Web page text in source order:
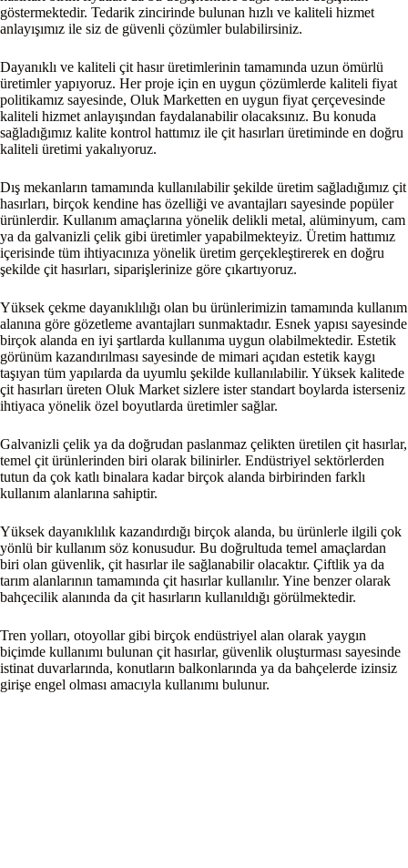
göstermektedir. Tedarik zincirinde bulunan hızlı ve kaliteli hizmet
anlayışımız ile siz de güvenli çözümler bulabilirsiniz.
Dayanıklı ve kaliteli çit hasır üretimlerinin tamamında uzun ömürlü
üretimler yapıyoruz. Her proje için en uygun çözümlerde kaliteli fiyat
politikamız sayesinde, Oluk Marketten en uygun fiyat çerçevesinde
kaliteli hizmet anlayışından faydalanabilir olacaksınız. Bu konuda
sağladığımız kalite kontrol hattımız ile çit hasırları üretiminde en doğru
kaliteli üretimi yakalıyoruz.
Dış mekanların tamamında kullanılabilir şekilde üretim sağladığımız çit
hasırları, birçok kendine has özelliği ve avantajları sayesinde popüler
ürünlerdir. Kullanım amaçlarına yönelik delikli metal, alüminyum, cam
ya da galvanizli çelik gibi üretimler yapabilmekteyiz. Üretim hattımız
içerisinde tüm ihtiyacınıza yönelik üretim gerçekleştirerek en doğru
şekilde çit hasırları, siparişlerinize göre çıkartıyoruz.
Yüksek çekme dayanıklılığı olan bu ürünlerimizin tamamında kullanım
alanına göre gözetleme avantajları sunmaktadır. Esnek yapısı sayesinde
birçok alanda en iyi şartlarda kullanıma uygun olabilmektedir. Estetik
görünüm kazandırılması sayesinde de mimari açıdan estetik kaygı
taşıyan tüm yapılarda da uyumlu şekilde kullanılabilir. Yüksek kalitede
çit hasırları üreten Oluk Market sizlere ister standart boylarda isterseniz
ihtiyaca yönelik özel boyutlarda üretimler sağlar.
Galvanizli çelik ya da doğrudan paslanmaz çelikten üretilen çit hasırlar,
temel çit ürünlerinden biri olarak bilinirler. Endüstriyel sektörlerden
tutun da çok katlı binalara kadar birçok alanda birbirinden farklı
kullanım alanlarına sahiptir.
Yüksek dayanıklılık kazandırdığı birçok alanda, bu ürünlerle ilgili çok
yönlü bir kullanım söz konusudur. Bu doğrultuda temel amaçlardan
biri olan güvenlik, çit hasırlar ile sağlanabilir olacaktır. Çiftlik ya da
tarım alanlarının tamamında çit hasırlar kullanılır. Yine benzer olarak
bahçecilik alanında da çit hasırların kullanıldığı görülmektedir.
Tren yolları, otoyollar gibi birçok endüstriyel alan olarak yaygın
biçimde kullanımı bulunan çit hasırlar, güvenlik oluşturması sayesinde
istinat duvarlarında, konutların balkonlarında ya da bahçelerde izinsiz
girişe engel olması amacıyla kullanımı bulunur.